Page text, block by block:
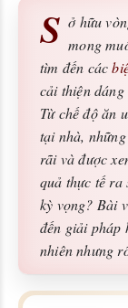
S ở hữu
mong
tìm đến các
cải thiện dáng
Từ chế độ ăn
tại nhà,
rãi và được
quả thực tế ra
kỳ vọng? Bài
đến giải pháp
nhiên nhưng